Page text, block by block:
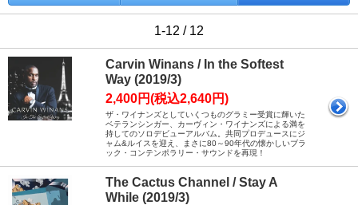
1-12 / 12
Carvin Winans / In the Softest
Way (2019/3)
2,400円(税込2,640円)
ザ・ワイナンズとしていくつものグラミー受賞に輝いた
ベテランシンガー、カーヴィン・ワイナンズによる満を
持してのソロデビューアルバム。共同プロデュースにジ
ャム&ルイスを迎え、まさに80～90年代の懐かしいブラ
ック・コンテンポラリー・サウンドを再現！
The Cactus Channel / Stay A
While (2019/3)